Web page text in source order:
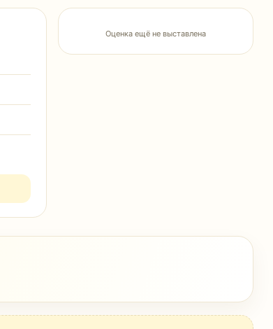
Оценка ещё не выставлена